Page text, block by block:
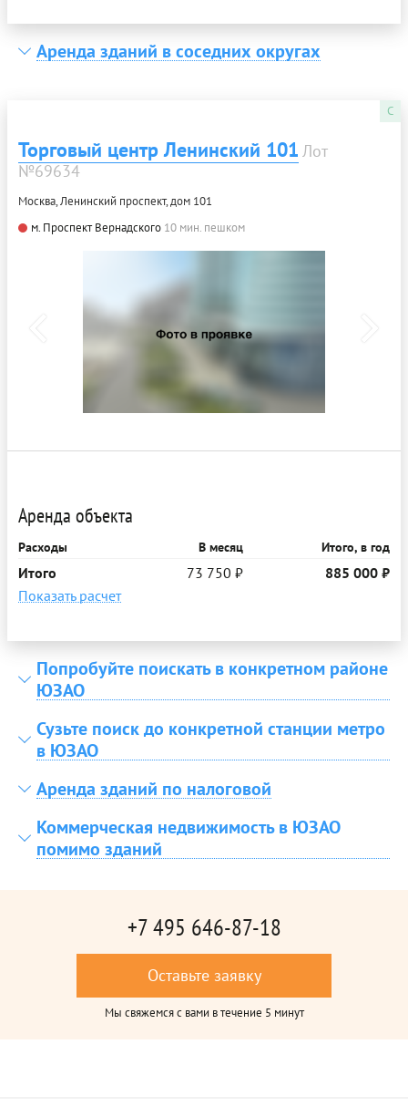
Аренда зданий в соседних округах
C
Торговый центр Ленинский 101 Лот
№69634
Москва, Ленинский проспект, дом 101
м. Проспект Вернадского 10 мин. пешком
Аренда объекта
Расходы В месяц Итого, в год
Итого 73 750 ₽
885 000 ₽
Показать расчет
Попробуйте поискать в конкретном районе
ЮЗАО
Сузьте поиск до конкретной станции метро
в ЮЗАО
Аренда зданий по налоговой
Коммерческая недвижимость в ЮЗАО
помимо зданий
+7 495 646-87-18
Оставьте заявку
Мы свяжемся с вами в течение 5 минут